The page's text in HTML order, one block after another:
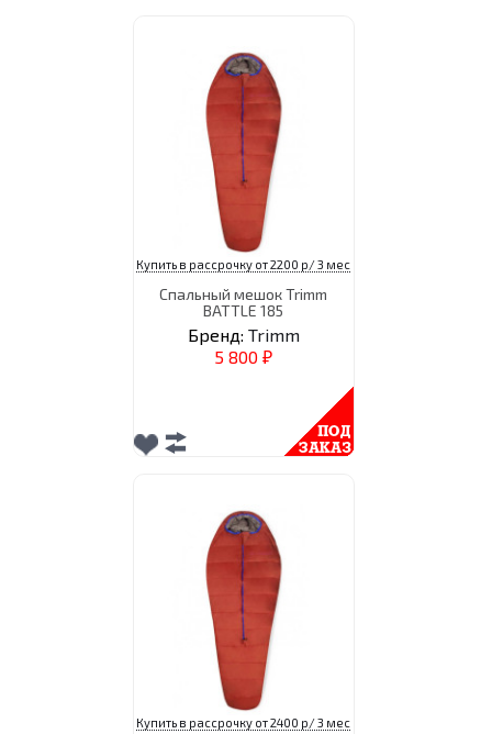
Купить в рассрочку от 2200 р/ 3 мес
Спальный мешок Trimm
BATTLE 185
Бренд: Trimm
5 800 ₽
Купить в рассрочку от 2400 р/ 3 мес